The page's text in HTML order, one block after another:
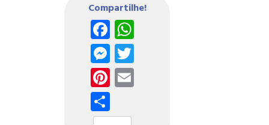
Compartilhe!
Facebook
WhatsApp
Messenger
Twitter
Pinterest
Email
Share